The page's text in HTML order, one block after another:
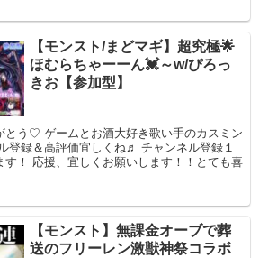
【モンスト/まどマギ】超究極🌟
ほむらちゃーーん💓～w/ぴろっ
きお【参加型】
とう♡ ゲームとお酒大好き歌い手のカスミン
登録＆高評価宜しくね♬ チャンネル登録１
す！ 応援、宜しくお願いします！！とても喜
【モンスト】無課金オーブで葬
送のフリーレン激獣神祭コラボ